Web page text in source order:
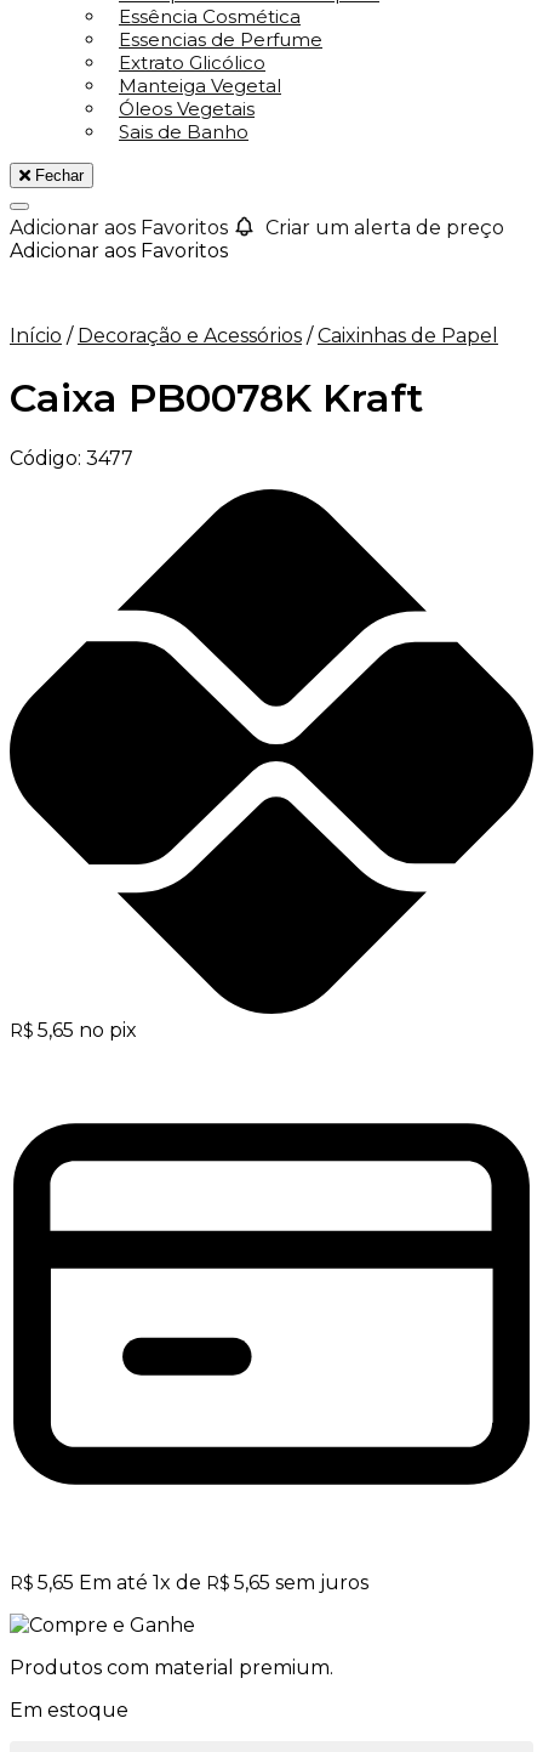
Essência Cosmética
Essencias de Perfume
Extrato Glicólico
Manteiga Vegetal
Óleos Vegetais
Sais de Banho
Fechar
Adicionar aos Favoritos
Criar um alerta de preço
Adicionar aos Favoritos
Início / Decoração e Acessórios / Caixinhas de Papel
Caixa PB0078K Kraft
Código: 3477
R$ 5,65 no pix
R$ 5,65 Em até 1x de R$ 5,65 sem juros
Produtos com material premium.
Em estoque